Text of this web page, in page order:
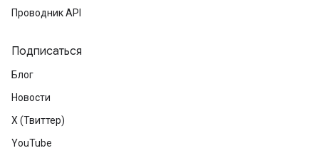
Проводник API
Подписаться
Блог
Новости
X (Твиттер)
YouTube